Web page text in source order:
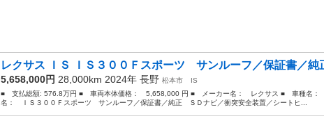
レクサス ＩＳ ＩＳ３００Ｆスポーツ サンルーフ／保証書／
5,658,000円 28,000km 2024年 長野 松本市
IS
■ 支払総額: 576.8万円 ■ 車両本体価格： 5,658,000 円 ■ メーカー名： レクサス ■ 車種名
名： ＩＳ３００Ｆスポーツ サンルーフ／保証書／純正 ＳＤナビ／衝突安全装置／シートヒ...